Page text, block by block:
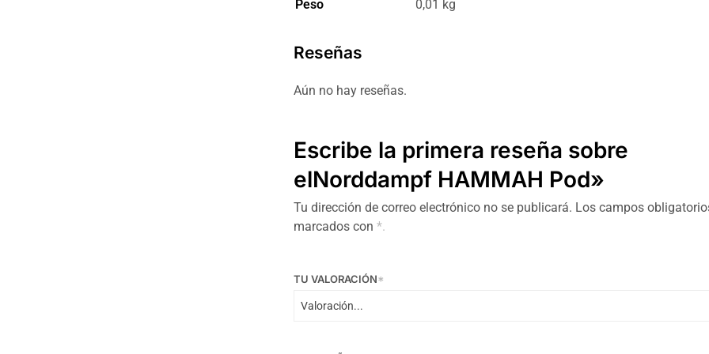
Peso 0,01 kg
Reseñas
Aún no hay reseñas.
Escribe la primera reseña sobre
elNorddampf HAMMAH Pod»
Tu dirección de correo electrónico no se publicará. Los campos
marcados con *.
TU VALORACIÓN*